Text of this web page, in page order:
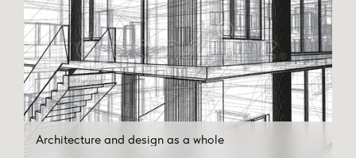
Architecture and design as a whole